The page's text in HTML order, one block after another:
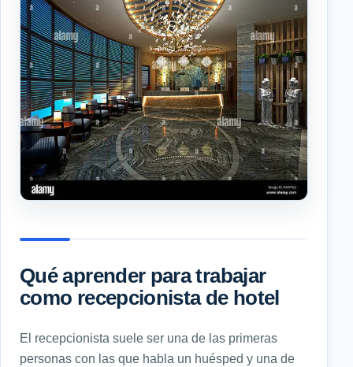
Qué aprender para trabajar
como recepcionista de hotel
El recepcionista suele ser una de las primeras
personas con las que habla un huésped y una de